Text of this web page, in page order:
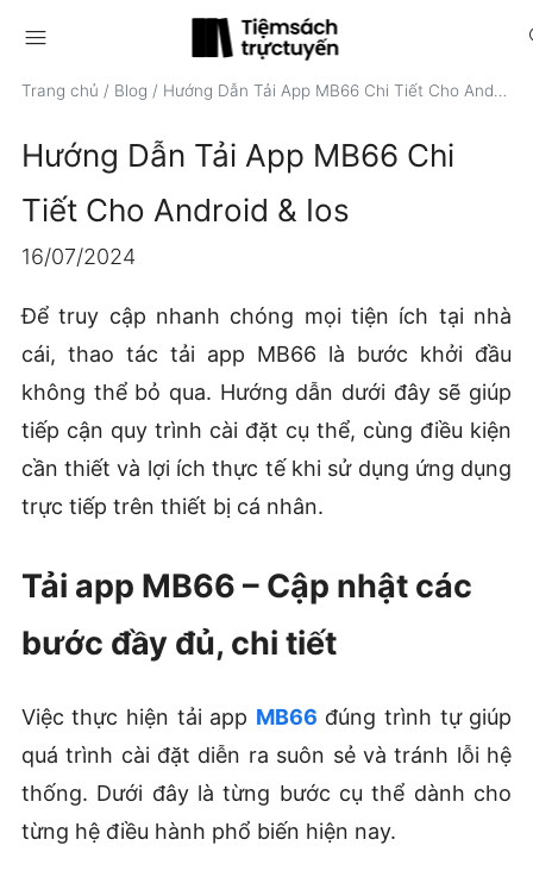
menu
Trang chủ / Blog / Hướng Dẫn Tải App MB66 Chi Tiết Cho Android & Ios
Hướng Dẫn Tải App MB66 Chi
Tiết Cho Android & Ios
16/07/2024
Để truy cập nhanh chóng mọi tiện ích tại nhà
cái, thao tác tải app MB66 là bước khởi đầu
không thể bỏ qua. Hướng dẫn dưới đây sẽ giúp
tiếp cận quy trình cài đặt cụ thể, cùng điều kiện
cần thiết và lợi ích thực tế khi sử dụng ứng dụng
trực tiếp trên thiết bị cá nhân.
Tải app MB66 – Cập nhật các
bước đầy đủ, chi tiết
Việc thực hiện tải app MB66 đúng trình tự giúp
quá trình cài đặt diễn ra suôn sẻ và tránh lỗi hệ
thống. Dưới đây là từng bước cụ thể dành cho
từng hệ điều hành phổ biến hiện nay.